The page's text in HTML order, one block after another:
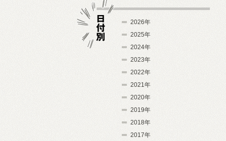
2026年
2025年
2024年
2023年
2022年
2021年
2020年
2019年
2018年
2017年